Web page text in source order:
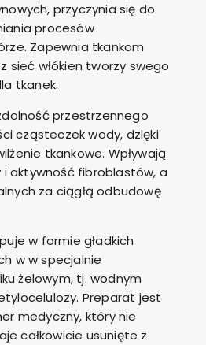
przyczynia się do
procesów
Zapewnia tkankom
sieć włókien tworzy swego
tkanek.
przestrzennego
cząsteczek wody, dzięki
tkankowe. Wpływają
aktywność fibroblastów, a
za ciągłą odbudowę
w formie gładkich
w w specjalnie
żelowym, tj. wodnym
Preparat jest
medyczny, który nie
całkowicie usunięte z